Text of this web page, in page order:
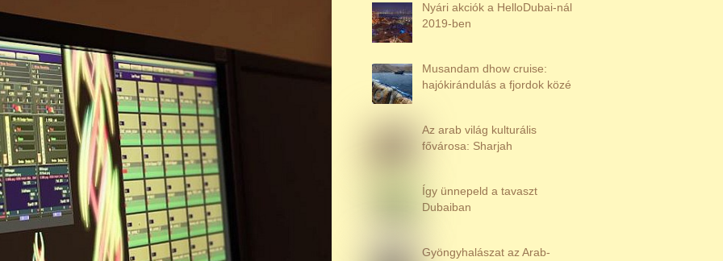
Nyári akciók a HelloDubai-nál
2019-ben
Musandam dhow cruise:
hajókirándulás a fjordok közé
Az arab világ kulturális
fővárosa: Sharjah
Így ünnepeld a tavaszt
Dubaiban
Gyöngyhalászat az Arab-